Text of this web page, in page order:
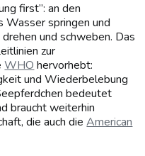
first”: an den
Wasser springen und
und schweben. Das
zur
WHO hervorhebt:
und Wiederbelebung
bedeutet
braucht weiterhin
die auch dieAmerican